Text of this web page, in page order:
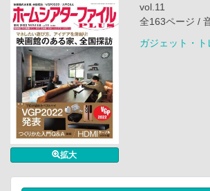
拡大
vol.11
全163ページ /
ガジェット・ト